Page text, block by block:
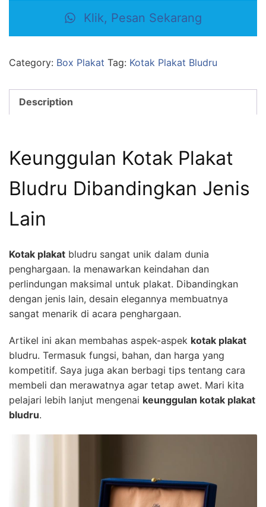
Klik, Pesan Sekarang
Category: Box Plakat Tag: Kotak Plakat Bludru
Description
Keunggulan Kotak Plakat
Bludru Dibandingkan Jenis
Lain
Kotak plakat bludru sangat unik dalam dunia
penghargaan. Ia menawarkan keindahan dan
perlindungan maksimal untuk plakat. Dibandingkan
dengan jenis lain, desain elegannya membuatnya
sangat menarik di acara penghargaan.
Artikel ini akan membahas aspek-aspek kotak plakat
bludru. Termasuk fungsi, bahan, dan harga yang
kompetitif. Saya juga akan berbagi tips tentang cara
membeli dan merawatnya agar tetap awet. Mari kita
pelajari lebih lanjut mengenai keunggulan kotak plakat
bludru.